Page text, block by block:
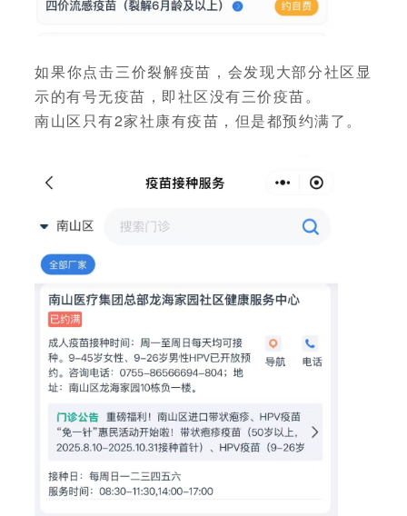
如果你点击三价裂解疫苗，会发现大部分社区显
示的有号无疫苗，即社区没有三价疫苗。
南山区只有2家社康有疫苗，但是都预约满了。